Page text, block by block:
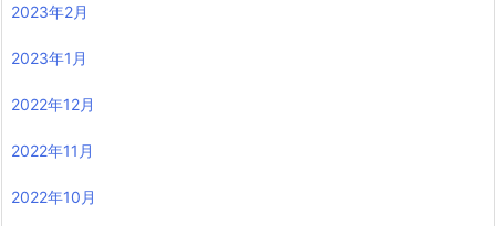
2023年2月
2023年1月
2022年12月
2022年11月
2022年10月